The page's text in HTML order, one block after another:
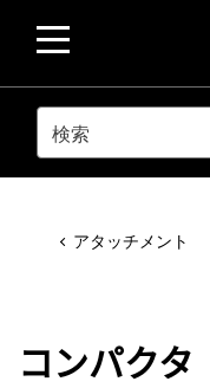
SEARCH
アタッチメント
コンパクタ